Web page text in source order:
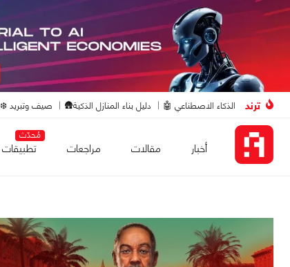
ترند الذكاء الاصطناعي 🤖 دليل بناء المنازل الذكية🛖 صيف وتبريد ❄️
أخبار مقالات مراجعات
مُحدّث
تطبيقات